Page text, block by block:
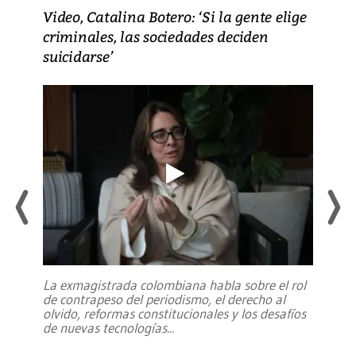
Video, Catalina Botero: ‘Si la gente elige
criminales, las sociedades deciden
suicidarse’
La exmagistrada colombiana habla sobre el rol
de contrapeso del periodismo, el derecho al
olvido, reformas constitucionales y los desafíos
de nuevas tecnologías...